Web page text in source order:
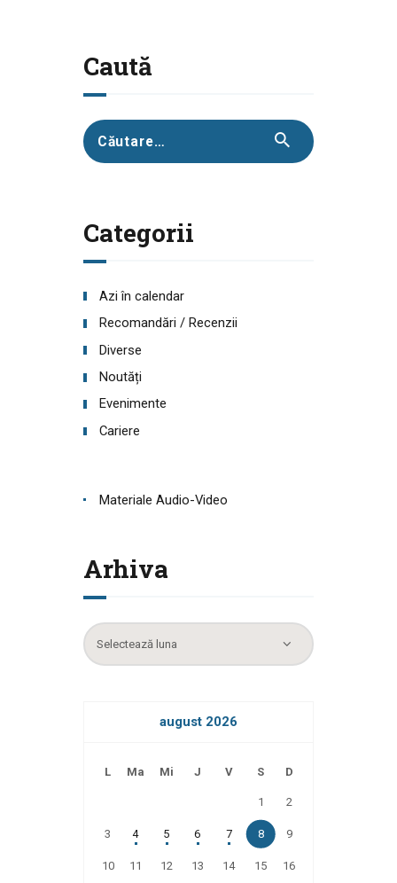
Caută
Caută
după:
Categorii
Azi în calendar
Recomandări / Recenzii
Diverse
Noutăți
Evenimente
Cariere
Materiale Audio-Video
Arhiva
Arhiva
august 2026
L Ma Mi J V S D
1 2
3 4 5 6 7 8 9
10 11 12 13 14 15 16